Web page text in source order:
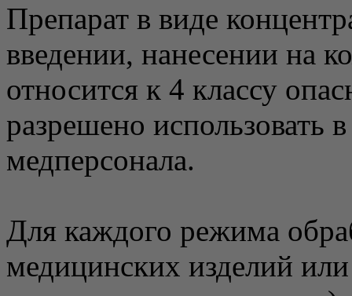
Препарат в виде
введении, нанесении на
относится к 4 классу
разрешено использовать
медперсонала.
Для каждого режима
медицинских изделий